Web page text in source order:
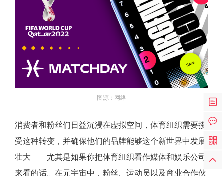
图源：网络
消费者和粉丝们日益沉浸在虚拟空间，体育组织需要接
受这种转变，并确保他们的品牌能够这个新世界中发展
壮大——尤其是如果你把体育组织看作媒体和娱乐公司
来看的话。在元宇宙中，粉丝、运动员以及商业合作伙